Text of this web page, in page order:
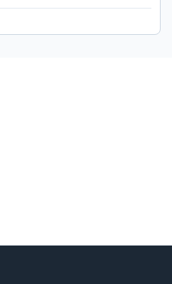
ซึ่งก่อนจะถึงจุดนั้นจะมีฤดูกาลที่เรียก
ง สวยงามเกินภาพในความฝัน อย่าง